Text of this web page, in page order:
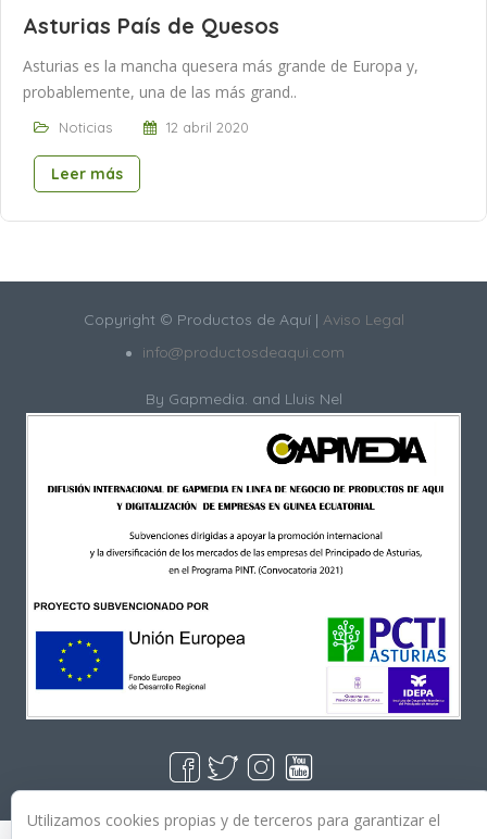
Asturias País de Quesos
Asturias es la mancha quesera más grande de Europa y,
probablemente, una de las más grand..
Noticias 12 abril 2020
Leer más
Copyright © Productos de Aquí | Aviso Legal
info@productosdeaqui.com
By Gapmedia. and Lluis Nel
Utilizamos cookies propias y de terceros para garantizar el